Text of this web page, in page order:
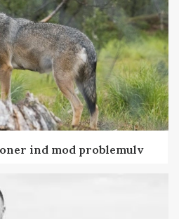
ind mod problemulv